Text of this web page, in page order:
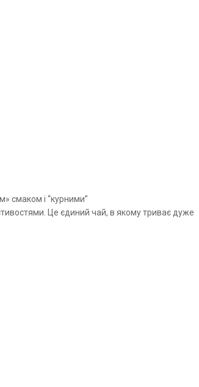
смаком і “курними”
Це єдиний чай, в якому триває дуже